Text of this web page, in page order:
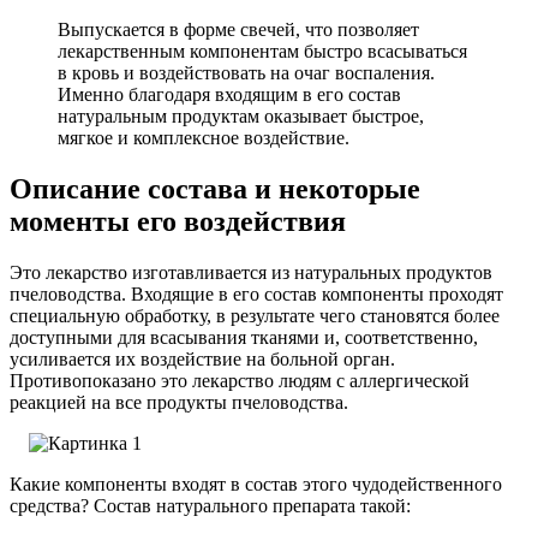
Выпускается в форме свечей, что позволяет
лекарственным компонентам быстро всасываться
в кровь и воздействовать на очаг воспаления.
Именно благодаря входящим в его состав
натуральным продуктам оказывает быстрое,
мягкое и комплексное воздействие.
Описание состава и некоторые
моменты его воздействия
Это лекарство изготавливается из натуральных продуктов
пчеловодства. Входящие в его состав компоненты проходят
специальную обработку, в результате чего становятся более
доступными для всасывания тканями и, соответственно,
усиливается их воздействие на больной орган.
Противопоказано это лекарство людям с аллергической
реакцией на все продукты пчеловодства.
Какие компоненты входят в состав этого чудодейственного
средства? Состав натурального препарата такой: